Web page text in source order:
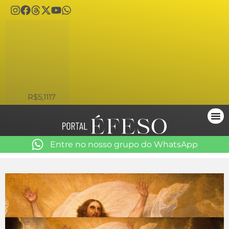
R$5,1117
Entre no nosso grupo do WhatsApp